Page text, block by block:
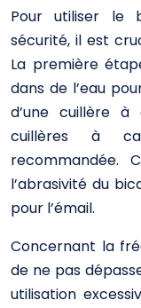
Pour utiliser le
sécurité, il est
La première
dans de l’eau
d’une cuillère
cuillères à
recommandée.
l’abrasivité du
pour l’émail.
Concernant la
de ne pas
utilisation